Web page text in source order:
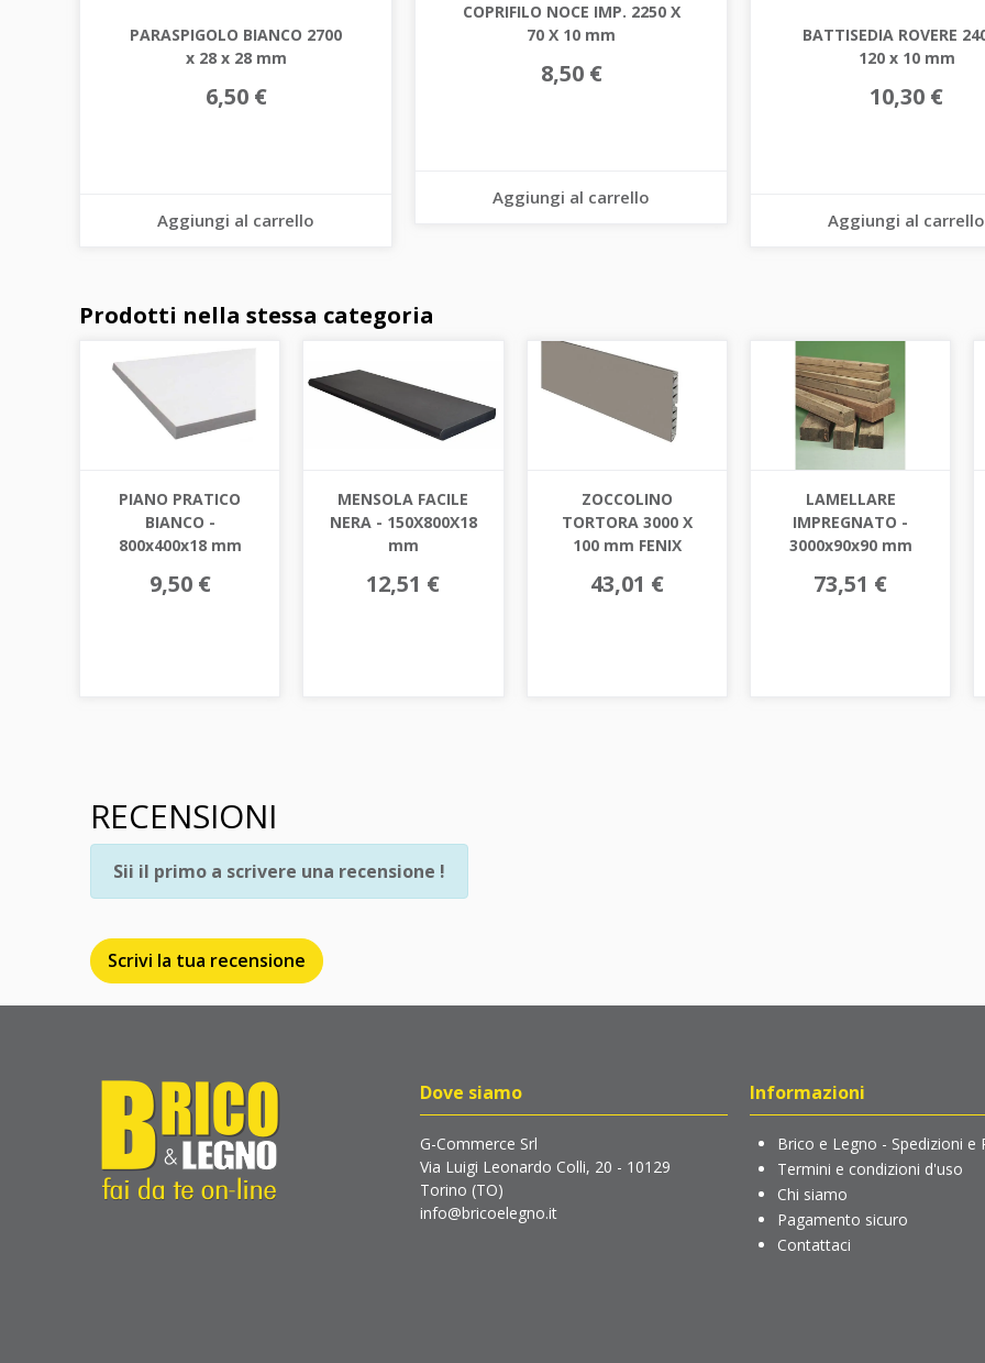
PARASPIGOLO BIANCO 2700
x 28 x 28 mm
6,50 €
Aggiungi al carrello
COPRIFILO NOCE IMP. 2250 X
70 X 10 mm
8,50 €
Aggiungi al carrello
BATTISEDIA ROVERE
120 x 10 mm
10,30 €
Aggiungi al carrello
Prodotti nella stessa categoria
PIANO PRATICO
BIANCO -
800x400x18 mm
9,50 €
MENSOLA FACILE
NERA - 150X800X18
mm
12,51 €
ZOCCOLINO
TORTORA 3000 X
100 mm FENIX
43,01 €
LAMELLARE
IMPREGNATO -
3000x90x90 mm
73,51 €
RECENSIONI
Scrivi la tua recensione
Sii il primo a scrivere una recensione !
Dove siamo
G-Commerce Srl
Via Luigi Leonardo Colli, 20 - 10129
Torino (TO)
info@bricoelegno.it
Informazioni
Brico e Legno - Spedizioni e
Termini e condizioni d'uso
Chi siamo
Pagamento sicuro
Contattaci